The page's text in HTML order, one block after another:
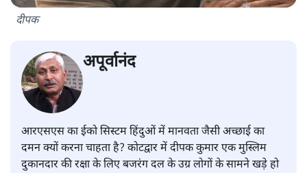
दीपक
अपूर्वानंद
आरएसएस का ईको सिस्टम हिंदुओं में मानवता जैसी अच्छाई का
दमन क्यों करना चाहता है? कोटद्वार में दीपक कुमार एक मुस्लिम
दुकानदार की रक्षा के लिए बजरंग दल के उग्र लोगों के सामने खड़े हो